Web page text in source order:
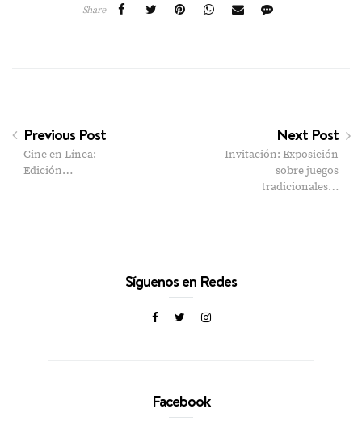
Share
Previous Post
Cine en Línea:
Edición…
Next Post
Invitación: Exposición
sobre juegos
tradicionales…
Síguenos en Redes
Facebook